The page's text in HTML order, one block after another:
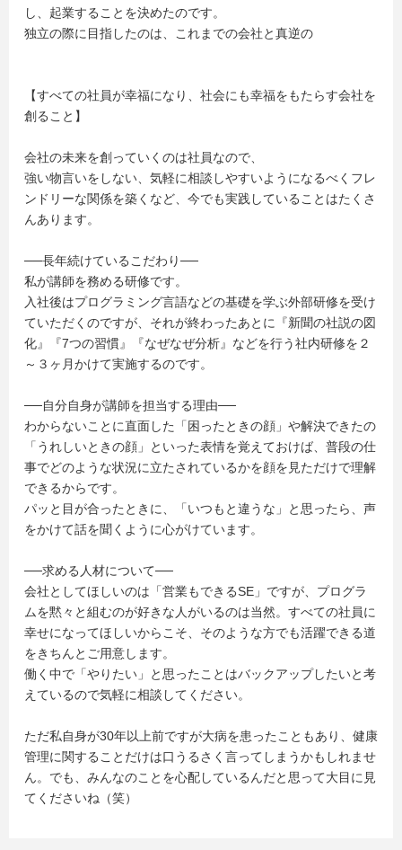
し、起業することを決めたのです。
独立の際に目指したのは、これまでの会社と真逆の
【すべての社員が幸福になり、社会にも幸福をもたらす会社を
創ること】
会社の未来を創っていくのは社員なので、
強い物言いをしない、気軽に相談しやすいようになるべくフレ
ンドリーな関係を築くなど、今でも実践していることはたくさ
んあります。
──長年続けているこだわり──
私が講師を務める研修です。
入社後はプログラミング言語などの基礎を学ぶ外部研修を受け
ていただくのですが、それが終わったあとに『新聞の社説の図
化』『7つの習慣』『なぜなぜ分析』などを行う社内研修を２
～３ヶ月かけて実施するのです。
──自分自身が講師を担当する理由──
わからないことに直面した「困ったときの顔」や解決できたの
「うれしいときの顔」といった表情を覚えておけば、普段の仕
事でどのような状況に立たされているかを顔を見ただけで理解
できるからです。
パッと目が合ったときに、「いつもと違うな」と思ったら、声
をかけて話を聞くように心がけています。
──求める人材について──
会社としてほしいのは「営業もできるSE」ですが、プログラ
ムを黙々と組むのが好きな人がいるのは当然。すべての社員に
幸せになってほしいからこそ、そのような方でも活躍できる道
をきちんとご用意します。
働く中で「やりたい」と思ったことはバックアップしたいと考
えているので気軽に相談してください。
ただ私自身が30年以上前ですが大病を患ったこともあり、健康
管理に関することだけは口うるさく言ってしまうかもしれませ
ん。でも、みんなのことを心配しているんだと思って大目に見
てくださいね（笑）